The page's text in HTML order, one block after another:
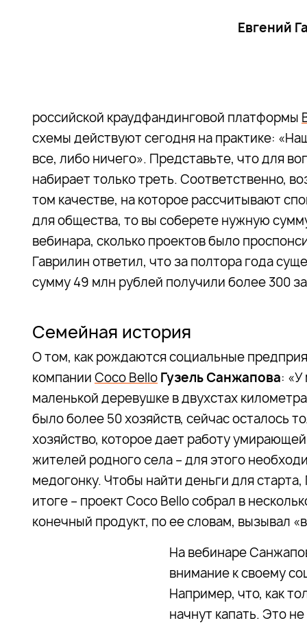
Евгений
российской краудфандинговой платформы
схемы действуют сегодня на практике:
все, либо ничего». Представьте, что для
набирает только треть. Соответственно,
том качестве, на которое рассчитывают
для общества, то вы соберете нужную
вебинара, сколько проектов было
Гаврилин ответил, что за полтора года
сумму 49 млн рублей получили более 300
Семейная история
О том, как рождаются социальные
компании Coco Bello Гузель Санжапова: «У
маленькой деревушке в двухстах
было более 50 хозяйств, сейчас осталось
хозяйство, которое дает работу
жителей родного села – для этого
медогонку. Чтобы найти деньги для
итоге – проект Coco Bello собрал в
конечный продукт, по ее словам, вызывал
На вебинаре
внимание к своему
Например, что, как
начнут капать. Это